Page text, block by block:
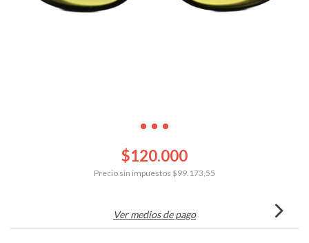
$120.000
Precio sin impuestos $99.173,55
Ver medios de pago